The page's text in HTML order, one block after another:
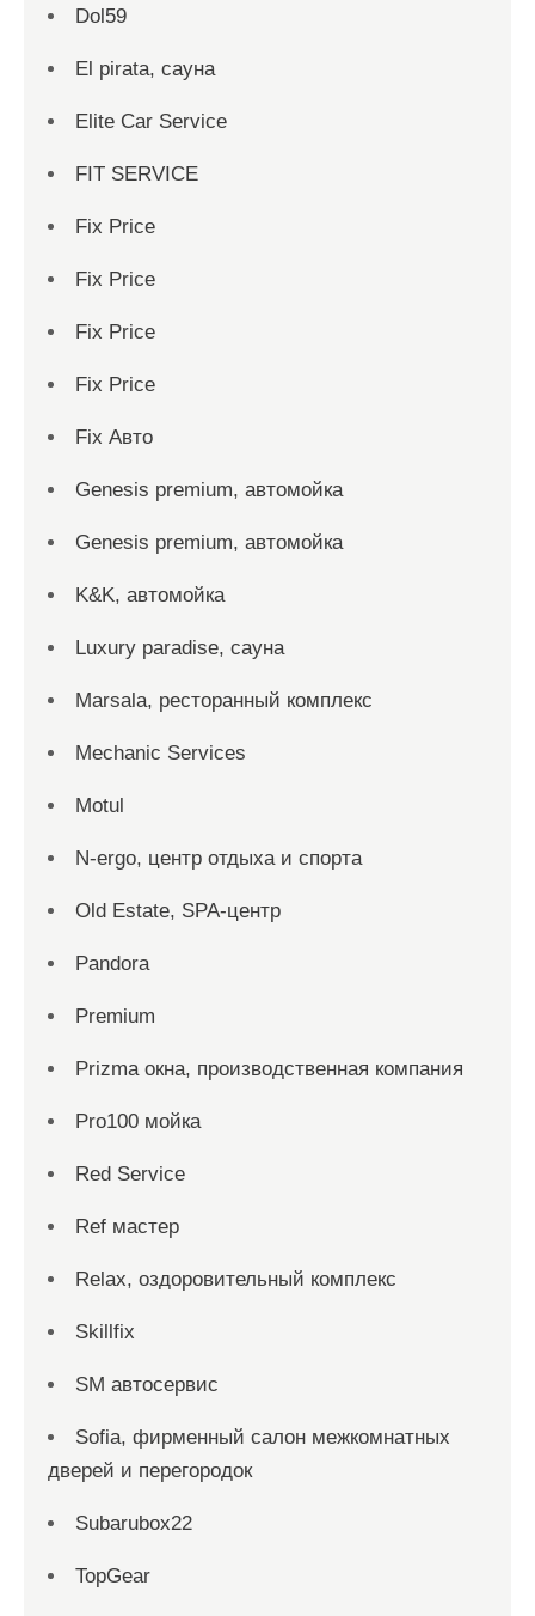
Dol59
El pirata, сауна
Elite Car Service
FIT SERVICE
Fix Price
Fix Price
Fix Price
Fix Price
Fix Авто
Genesis premium, автомойка
Genesis premium, автомойка
K&K, автомойка
Luxury paradise, сауна
Marsala, ресторанный комплекс
Mechanic Services
Motul
N-ergo, центр отдыха и спорта
Old Estate, SPA-центр
Pandora
Premium
Prizma окна, производственная компания
Pro100 мойка
Red Service
Ref мастер
Relax, оздоровительный комплекс
Skillfix
SM автосервис
Sofia, фирменный салон межкомнатных
дверей и перегородок
Subarubox22
TopGear